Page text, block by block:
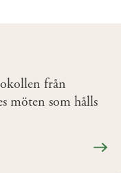
från
möten som hålls
Läs